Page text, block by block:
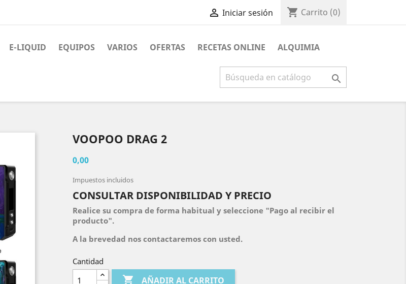
 Iniciar sesión shopping_cart Carrito (0)
E-LIQUID EQUIPOS VARIOS OFERTAS RECETAS ONLINE ALQUIMIA

VOOPOO DRAG 2
0,00
Impuestos incluidos
CONSULTAR DISPONIBILIDAD Y PRECIO
Realice su compra de forma habitual y seleccione "Pago al recibir el
producto".
A la brevedad nos contactaremos con usted.
Cantidad
 AÑADIR AL CARRITO